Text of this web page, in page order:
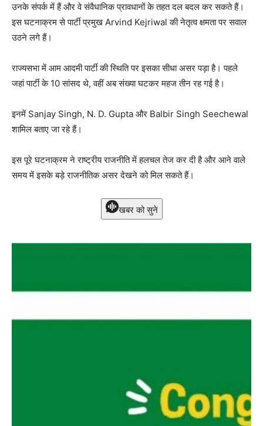
उनके संपर्क में हैं और वे संवैधानिक प्रावधानों के तहत दल बदल कर सकते हैं।
इस घटनाक्रम से पार्टी प्रमुख Arvind Kejriwal की नेतृत्व क्षमता पर सवाल
उठने लगे हैं।
राज्यसभा में आम आदमी पार्टी की स्थिति पर इसका सीधा असर पड़ा है। पहले
जहां पार्टी के 10 सांसद थे, वहीं अब संख्या घटकर महज तीन रह गई है।
इनमें Sanjay Singh, N. D. Gupta और Balbir Singh Seechewal
शामिल बताए जा रहे हैं।
इस पूरे घटनाक्रम ने राष्ट्रीय राजनीति में हलचल तेज कर दी है और आने वाले
समय में इसके बड़े राजनीतिक असर देखने को मिल सकते हैं।
खबर को सुने